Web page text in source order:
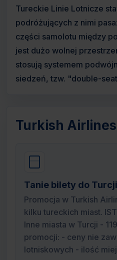
Tureckie Linie Lotnicze
podróżujących z nimi
części samolotu między
jest dużo wolnej
stosują systemem
siedzeń, tzw. "double-
Turkish
Tanie bilety do
Promocja w Turkish
kilku tureckich miast.
Inne miasta w Turcji -
promocji: - ceny nie
lotniskowych - ilość